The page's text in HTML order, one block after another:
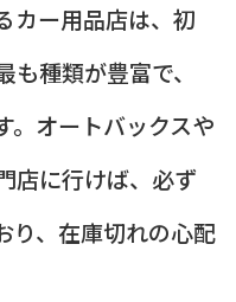
カー用品店は、初
種類が豊富で、
。オートバックスや
店に行けば、必ず
り、在庫切れの心配